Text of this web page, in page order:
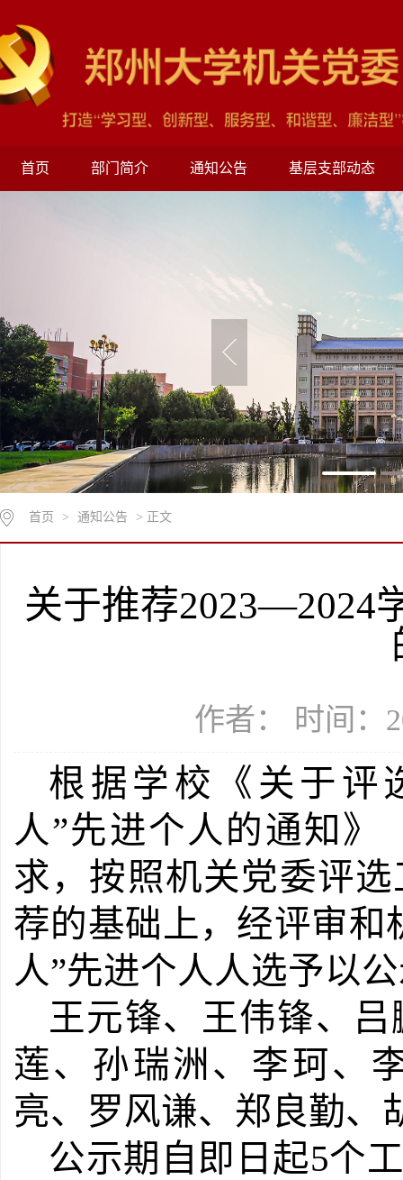
首页 部门简介 通知公告 基层支部动态
首页 > 通知公告 > 正文
关于推荐2023—2024
作者： 时间：
根据学校《关于评
人”先进个人的通知》
求，按照机关党委评
荐的基础上，经评审和
人”先进个人人选予以
王元锋、王伟锋、
莲、孙瑞洲、李珂、
亮、罗风谦、郑良勤、
公示期自即日起5个